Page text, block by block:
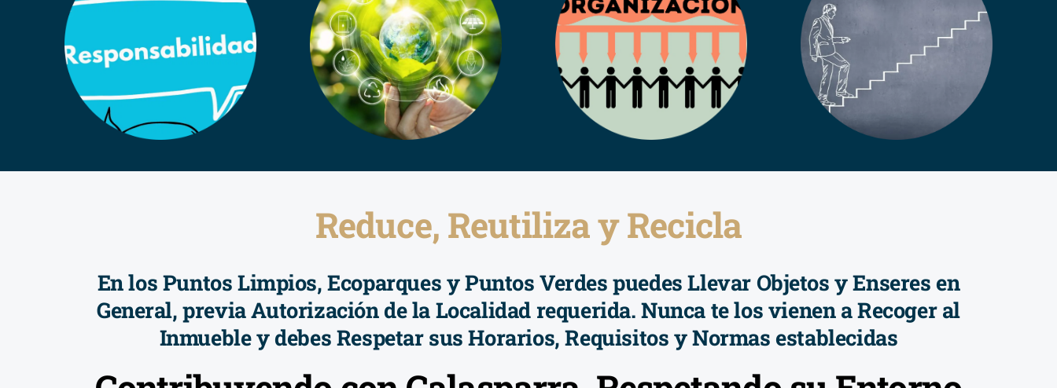
Reduce, Reutiliza y Recicla
En los Puntos Limpios, Ecoparques y Puntos Verdes puedes Llevar Objetos y Enseres en
General, previa Autorización de la Localidad requerida. Nunca te los vienen a Recoger al
Inmueble y debes Respetar sus Horarios, Requisitos y Normas establecidas